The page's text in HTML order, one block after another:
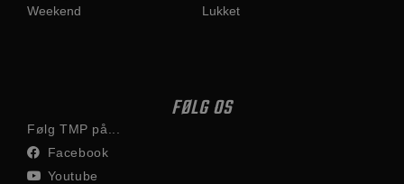
Weekend
Lukket
FØLG OS
Følg TMP på...
Facebook
Youtube